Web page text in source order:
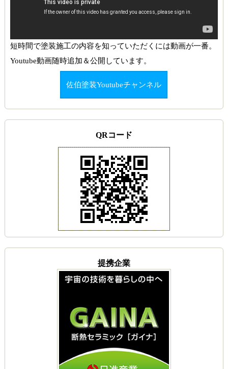
短時間で塗装施工の内容を知っていただくには動画が一番。
Youtube動画随時追加＆公開しています。
佐伯塗装Youtubeチャンネル
QRコード
提携企業